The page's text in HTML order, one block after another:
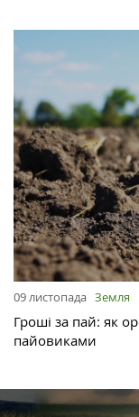
09 листопада Земля
Гроші за пай: як
пайовиками